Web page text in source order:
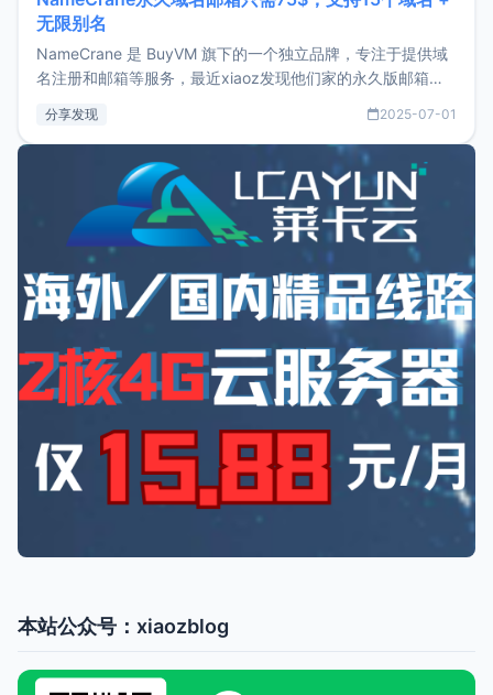
无限别名
NameCrane 是 BuyVM 旗下的一个独立品牌，专注于提供域
名注册和邮箱等服务，最近xiaoz发现他们家的永久版邮箱服
又实惠的域名邮箱，不妨尝试一下 NameCrane。注册
NameCraneNameCrane不支持直接注册，必须要购买
分享发现 2025-07-01
本站公众号：xiaozblog